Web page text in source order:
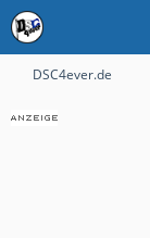
DSC4ever.de